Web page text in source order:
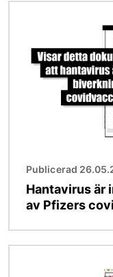
Publicerad
Hantavirus är
av Pfizers